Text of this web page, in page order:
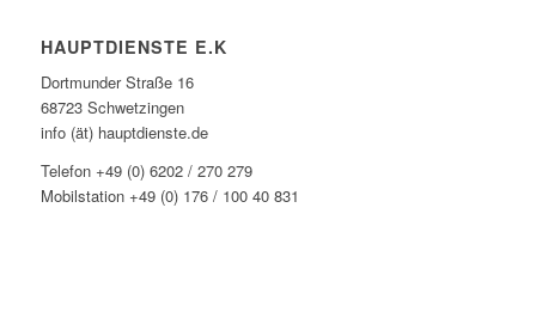
HAUPTDIENSTE E.K
Dortmunder Straße 16
68723 Schwetzingen
info (ät) hauptdienste.de
Telefon +49 (0) 6202 / 270 279
Mobilstation +49 (0) 176 / 100 40 831